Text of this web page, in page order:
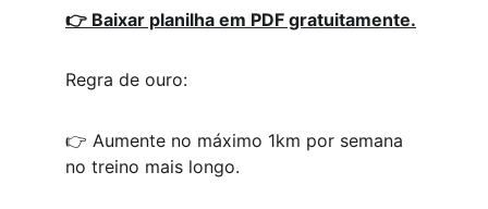
👉 Baixar planilha em PDF gratuitamente.
Regra de ouro:
👉 Aumente no máximo 1km por semana
no treino mais longo.